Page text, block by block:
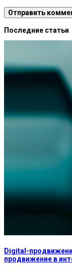
Последние статьи
Digital-
продвижение в